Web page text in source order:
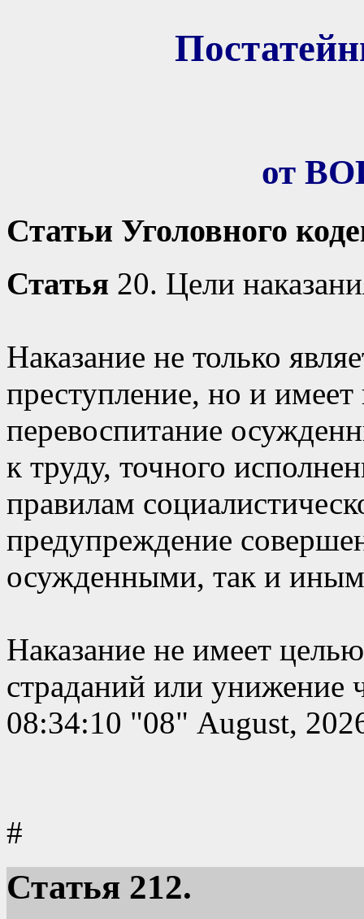
от
Статьи Уголовного
Статья 20. Цели
Наказание не только
преступление, но и
перевоспитание
к труду, точного
правилам
предупреждение
осужденными, так и
Наказание не имеет
страданий или унижение
08:34:10 "08" August,
#
Статья 212.